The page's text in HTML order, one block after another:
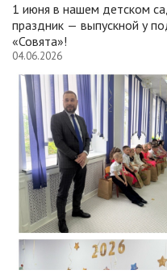
1 июня в нашем детском
праздник — выпускной у
«Совята»!
04.06.2026